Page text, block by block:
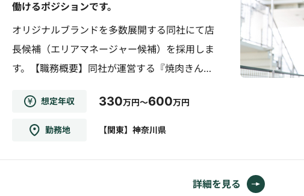
働けるポジションです。
オリジナルブランドを多数展開する同社にて店
長候補（エリアマネージャー候補）を採用しま
す。【職務概要】同社が運営する『焼肉きん
好み焼本舗』『ゆず庵』等の店長候補・エリア
マネージャー候補として活躍していただきま
想定年収 330万円～600万円
勤務地 【関東】神奈川県
詳細を見る